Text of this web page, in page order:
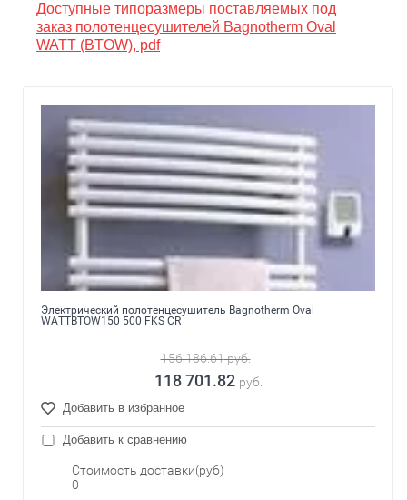
Доступные типоразмеры поставляемых под
заказ полотенцесушителей Bagnotherm Oval
WATT (BTOW), pdf
Электрический полотенцесушитель Bagnotherm Oval
WATTBTOW150 500 FKS CR
156 186.61руб.
118 701.82 руб.
Добавить в избранное
Добавить к сравнению
Стоимость доставки(руб)
0